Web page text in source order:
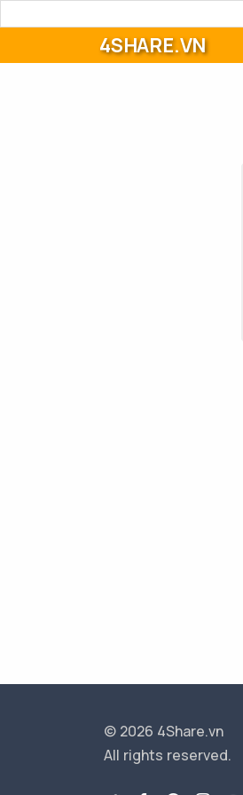
4SHARE.VN
© 2026 4Share.vn
All rights reserved.